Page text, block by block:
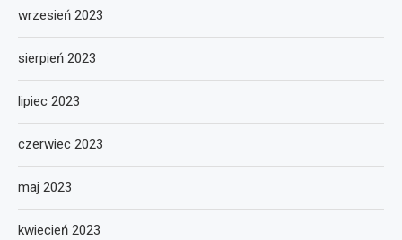
wrzesień 2023
sierpień 2023
lipiec 2023
czerwiec 2023
maj 2023
kwiecień 2023